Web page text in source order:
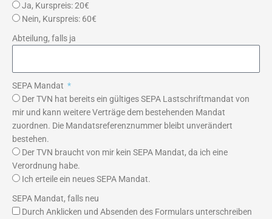
Ja, Kurspreis: 20€
Nein, Kurspreis: 60€
Abteilung, falls ja
SEPA Mandat
Der TVN hat bereits ein gültiges SEPA Lastschriftmandat von
mir und kann weitere Verträge dem bestehenden Mandat
zuordnen. Die Mandatsreferenznummer bleibt unverändert
bestehen.
Der TVN braucht von mir kein SEPA Mandat, da ich eine
Verordnung habe.
Ich erteile ein neues SEPA Mandat.
SEPA Mandat, falls neu
Durch Anklicken und Absenden des Formulars unterschreiben